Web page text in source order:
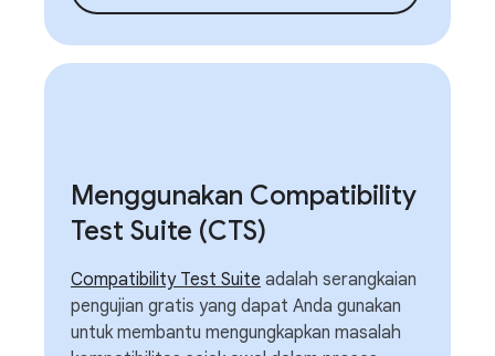
Menggunakan Compatibility
Test Suite (CTS)
Compatibility Test Suite adalah serangkaian
pengujian gratis yang dapat Anda gunakan
untuk membantu mengungkapkan masalah